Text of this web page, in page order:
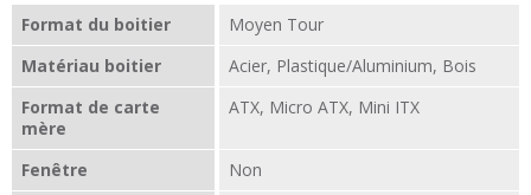
Format du boitier
Moyen Tour
Matériau boitier
Acier, Plastique/Aluminium, Bois
Format de carte
mère
ATX, Micro ATX, Mini ITX
Fenêtre
Non